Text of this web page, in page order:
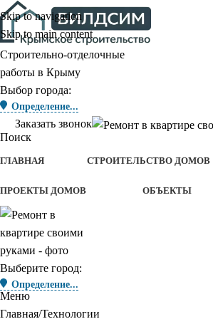
Skip to navigation
Skip to main content
Строительно-отделочные
работы в Крыму
Выбор города:
Определение...
Заказать звонок
Поиск
ГЛАВНАЯ СТРОИТЕЛЬСТВО ДОМОВ
ПРОЕКТЫ ДОМОВ ОБЪЕКТЫ
Выберите город:
Определение...
Меню
Главная Технологии